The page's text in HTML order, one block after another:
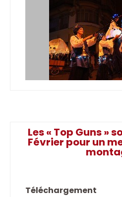
Les « Top Guns »
Février pour un
Téléchargement